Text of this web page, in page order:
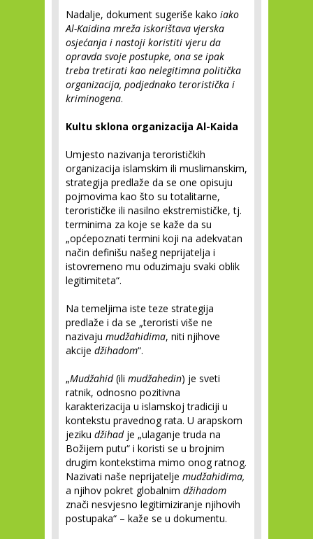
Nadalje, dokument sugeriše kako iako
Al-Kaidina mreža iskorištava vjerska
osjećanja i nastoji koristiti vjeru da
opravda svoje postupke, ona se ipak
treba tretirati kao nelegitimna politička
organizacija, podjednako teroristička i
kriminogena.
Kultu sklona organizacija Al-Kaida
Umjesto nazivanja terorističkih
organizacija islamskim ili muslimanskim,
strategija predlaže da se one opisuju
pojmovima kao što su totalitarne,
terorističke ili nasilno ekstremističke, tj.
terminima za koje se kaže da su
„općepoznati termini koji na adekvatan
način definišu našeg neprijatelja i
istovremeno mu oduzimaju svaki oblik
legitimiteta“.
Na temeljima iste teze strategija
predlaže i da se „teroristi više ne
nazivaju mudžahidima, niti njihove
akcije džihadom“.
„Mudžahid(ili mudžahedin) je sveti
ratnik, odnosno pozitivna
karakterizacija u islamskoj tradiciji u
kontekstu pravednog rata. U arapskom
jeziku džihadje „ulaganje truda na
Božijem putu“ i koristi se u brojnim
drugim kontekstima mimo onog ratnog.
Nazivati naše neprijatelje mudžahidima,
a njihov pokret globalnim džihadom
znači nesvjesno legitimiziranje njihovih
postupaka“ – kaže se u dokumentu.